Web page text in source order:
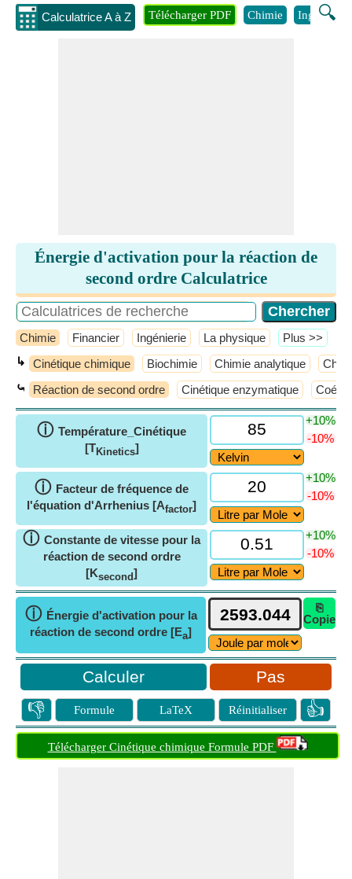
Calculatrice A à Z 🔍
Télécharger PDF Chimie Ingénierie
Énergie d'activation pour la réaction de
second ordre Calculatrice
Chimie Financier Ingénierie La physique ​Plus >>
↳ Cinétique chimique Biochimie Chimie analytique
⤿ Réaction de second ordre Cinétique enzymatique
ⓘ Température_Cinétique
[TKinetics]
+10%
-10%
ⓘ Facteur de fréquence de
l'équation d'Arrhenius [Afactor]
+10%
-10%
ⓘ Constante de vitesse pour la
réaction de second ordre
[Ksecond]
+10%
-10%
ⓘ Énergie d'activation pour la
réaction de second ordre [Ea]
⎘
Copie
Pas
👎 Formule LaTeX Réinitialiser 👍
Télécharger Cinétique chimique Formule PDF